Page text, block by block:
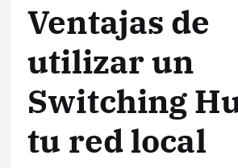
Ventajas de
utilizar un
Switching
tu red local